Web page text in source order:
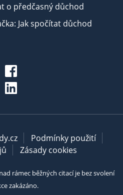
o předčasný důchod
Jak spočítat důchod
Podmínky použití
Zásady cookies
rámec běžných citací je bez svolení
zakázáno.